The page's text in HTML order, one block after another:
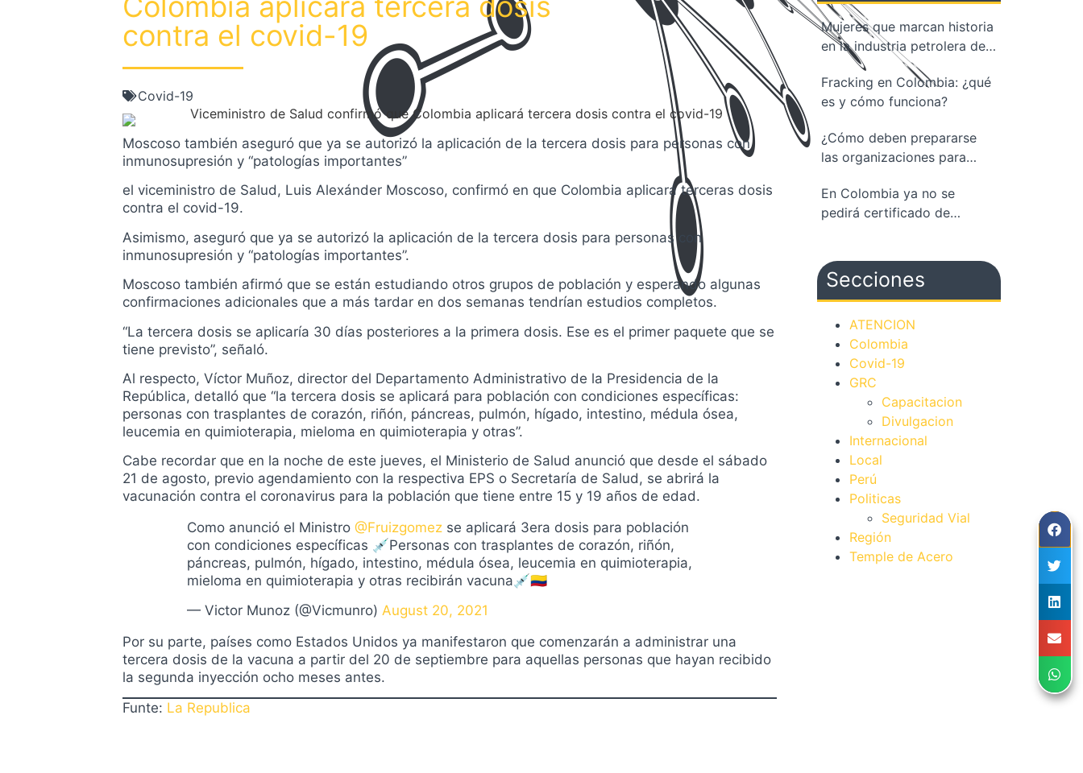
contra el covid-19
Covid-19
Moscoso también aseguró que ya se autorizó la aplicación de la tercera dosis para personas con
inmunosupresión y “patologías importantes”
el viceministro de Salud, Luis Alexánder Moscoso, confirmó en que Colombia aplicará terceras dosis
contra el covid-19.
Asimismo, aseguró que ya se autorizó la aplicación de la tercera dosis para personas con
inmunosupresión y “patologías importantes”.
Moscoso también afirmó que se están estudiando otros grupos de población y esperando algunas
confirmaciones adicionales que a más tardar en dos semanas tendrían estudios completos.
“La tercera dosis se aplicaría 30 días posteriores a la primera dosis. Ese es el primer paquete que se
tiene previsto”, señaló.
Al respecto, Víctor Muñoz, director del Departamento Administrativo de la Presidencia de la
República, detalló que “la tercera dosis se aplicará para población con condiciones específicas:
personas con trasplantes de corazón, riñón, páncreas, pulmón, hígado, intestino, médula ósea,
leucemia en quimioterapia, mieloma en quimioterapia y otras”.
Cabe recordar que en la noche de este jueves, el Ministerio de Salud anunció que desde el sábado
21 de agosto, previo agendamiento con la respectiva EPS o Secretaría de Salud, se abrirá la
vacunación contra el coronavirus para la población que tiene entre 15 y 19 años de edad.
Como anunció el Ministro @Fruizgomez se aplicará 3era dosis para población
con condiciones específicas 💉Personas con trasplantes de corazón, riñón,
páncreas, pulmón, hígado, intestino, médula ósea, leucemia en quimioterapia,
mieloma en quimioterapia y otras recibirán vacuna💉🇨🇴
— Victor Munoz (@Vicmunro) August 20, 2021
Por su parte, países como Estados Unidos ya manifestaron que comenzarán a administrar una
tercera dosis de la vacuna a partir del 20 de septiembre para aquellas personas que hayan recibido
la segunda inyección ocho meses antes.
Funte: La Republica
Mujeres que marcan historia
en la industria petrolera de
Colombia
Fracking en Colombia: ¿qué
es y cómo funciona?
¿Cómo deben prepararse
las organizaciones para
sus colaboradores?
En Colombia ya no se
pedirá certificado de
Secciones
ATENCION
Colombia
Covid-19
GRC
Capacitacion
Divulgacion
Internacional
Local
Perú
Politicas
Seguridad Vial
Región
Temple de Acero